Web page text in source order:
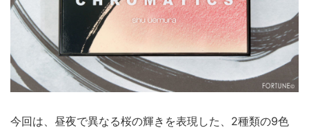
今回は、昼夜で異なる桜の輝きを表現した、2種類の9色